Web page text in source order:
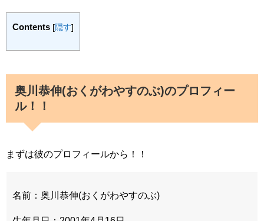
Contents [隠す]
奥川恭伸(おくがわやすのぶ)のプロフィー
ル！！
まずは彼のプロフィールから！！
名前：奥川恭伸(おくがわやすのぶ)